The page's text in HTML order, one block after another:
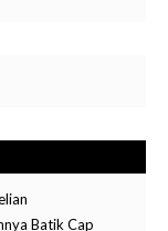
Batik Cap